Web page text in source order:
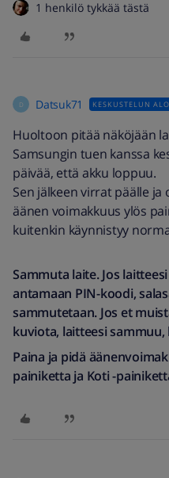
1 henkilö tykkää tästä
D Datsuk71 KESKUSTELUN
Huoltoon pitää näköjään
Samsungin tuen kanssa
päivää, että akku loppuu.
Sen jälkeen virrat päälle
äänen voimakkuus ylös
kuitenkin käynnistyy
Sammuta laite. Jos
antamaan PIN-koodi,
sammutetaan. Jos et
kuviota, laitteesi
Paina ja pidä
painiketta ja Koti-